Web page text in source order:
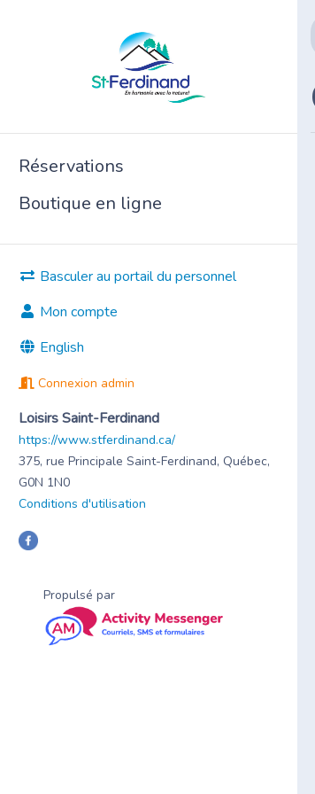
Réservations
Boutique en ligne
Basculer au portail du personnel
Mon compte
English
Connexion admin
Loisirs Saint-Ferdinand
https://www.stferdinand.ca/
375, rue Principale Saint-Ferdinand, Québec,
G0N 1N0
Conditions d'utilisation
Propulsé par